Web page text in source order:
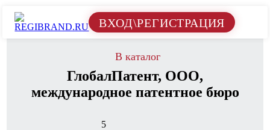
ВХОД\РЕГИСТРАЦИЯ
В каталог
ГлобалПатент, ООО,
международное патентное бюро
5